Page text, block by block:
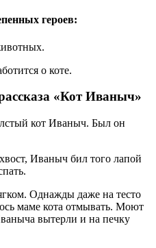
героев:
о коте.
«Кот Иваныч»
кот Иваныч. Был он
Иваныч бил того лапой
Однажды даже на тесто
маме кота отмывать. Моют
вытерли и на печку